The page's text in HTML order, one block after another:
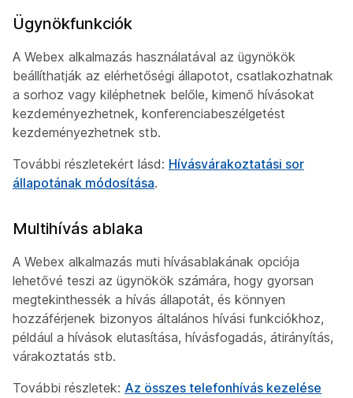
Ügynökfunkciók
A Webex alkalmazás használatával az ügynökök
beállíthatják az elérhetőségi állapotot, csatlakozhatnak
a sorhoz vagy kiléphetnek belőle, kimenő hívásokat
kezdeményezhetnek, konferenciabeszélgetést
kezdeményezhetnek stb.
További részletekért lásd: Hívásvárakoztatási sor
állapotának módosítása.
Multihívás ablaka
A Webex alkalmazás muti hívásablakának opciója
lehetővé teszi az ügynökök számára, hogy gyorsan
megtekinthessék a hívás állapotát, és könnyen
hozzáférjenek bizonyos általános hívási funkciókhoz,
például a hívások elutasítása, hívásfogadás, átirányítás,
várakoztatás stb.
További részletek: Az összes telefonhívás kezelése